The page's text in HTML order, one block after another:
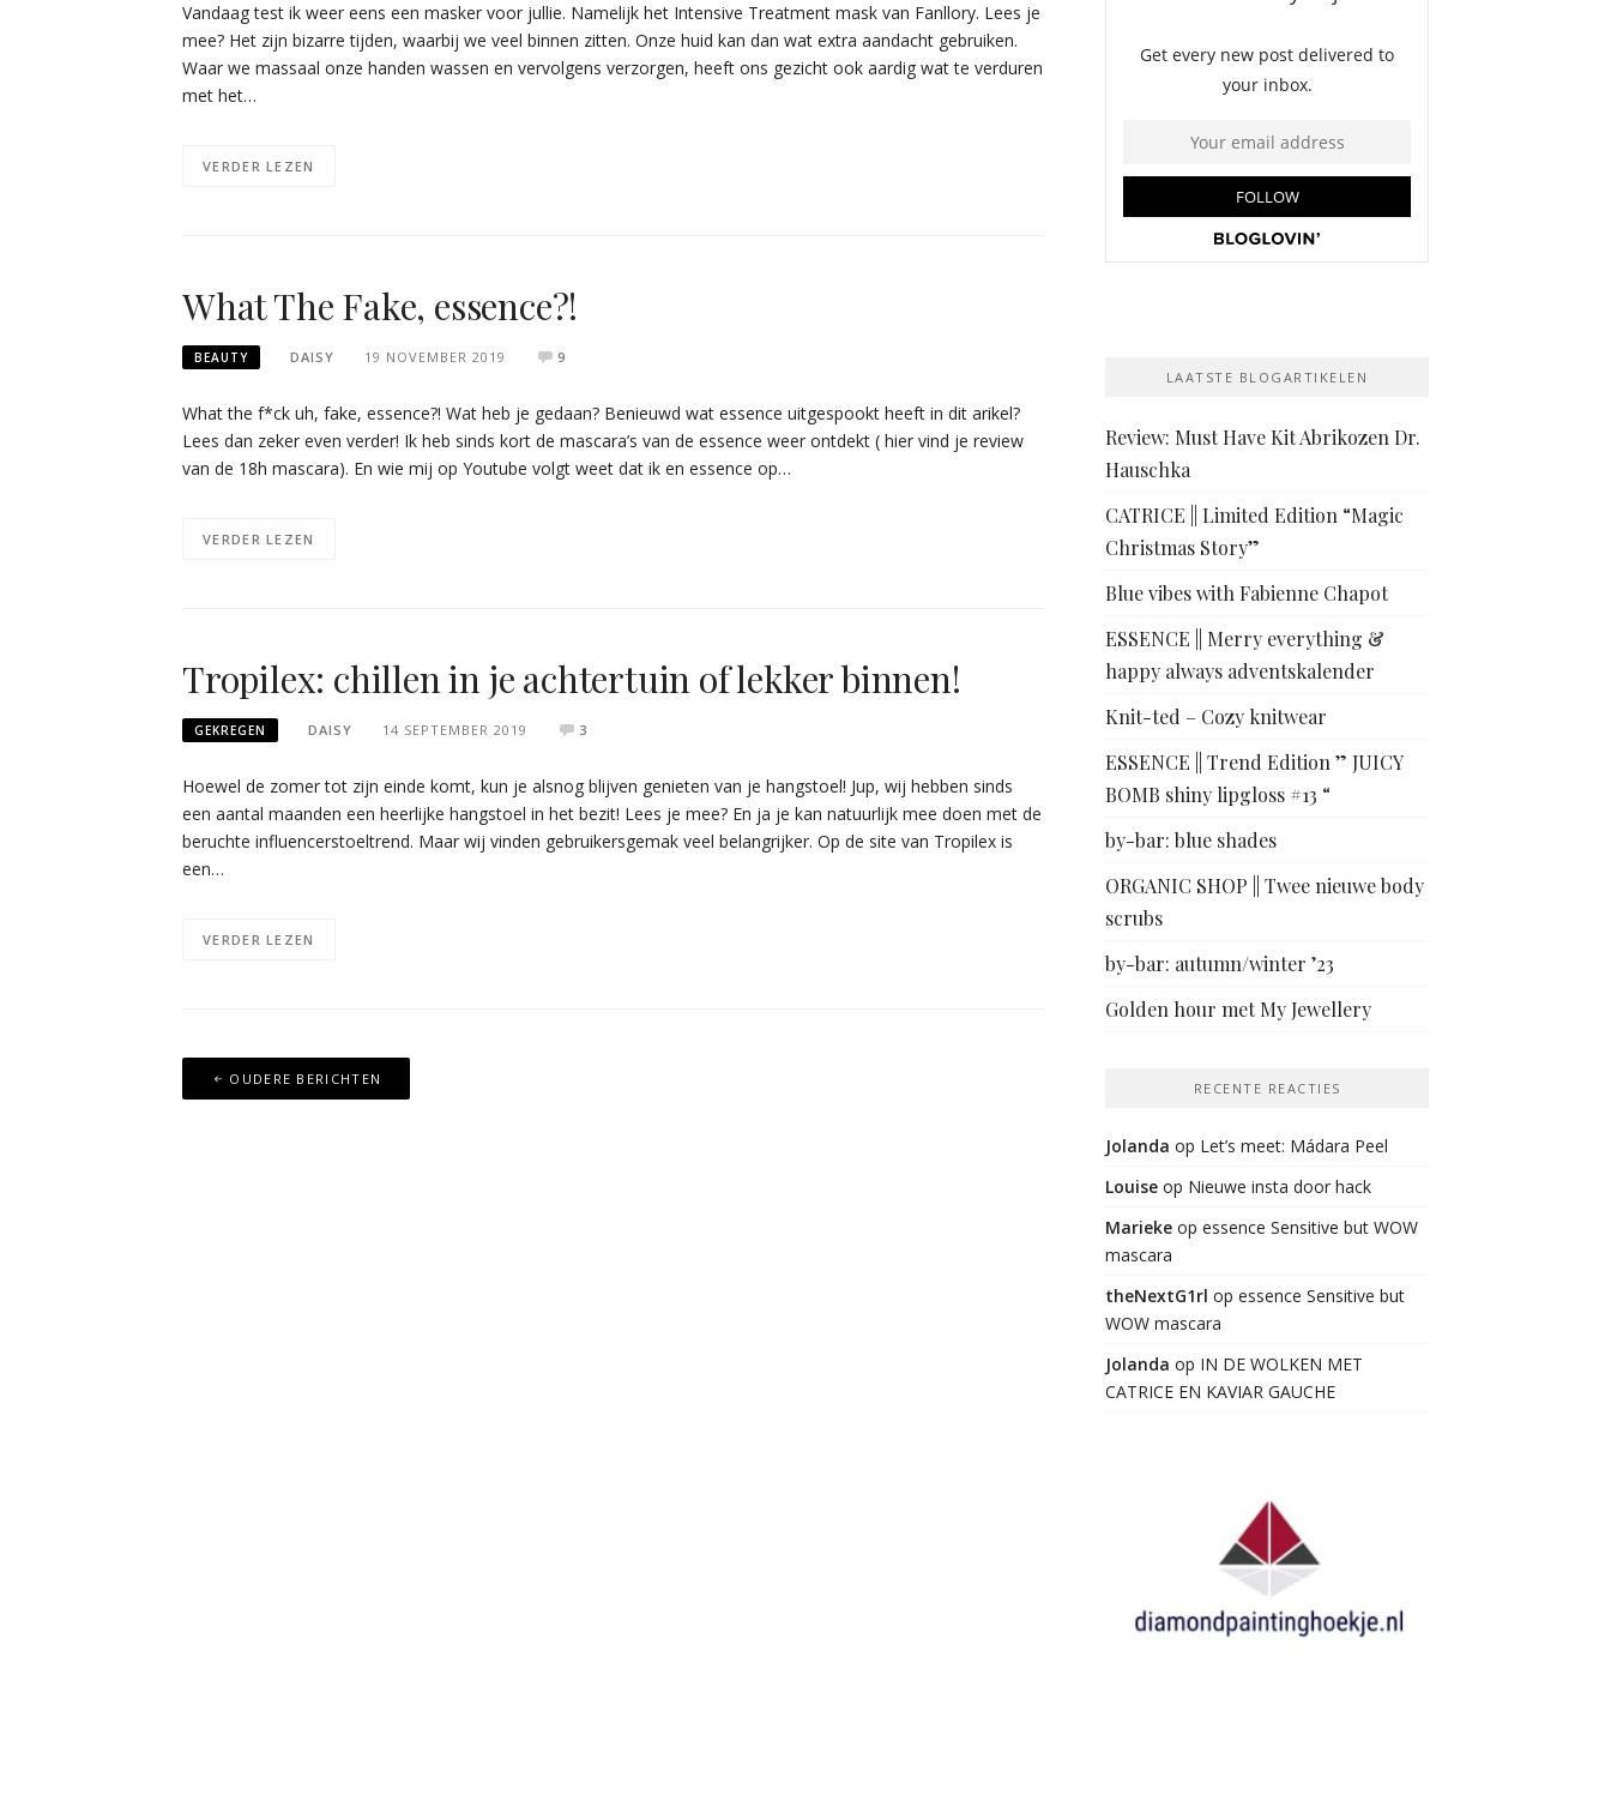
Vandaag test ik weer eens een masker voor jullie. Namelijk het Intensive Treatment mask van Fanllory. Lees je
mee? Het zijn bizarre tijden, waarbij we veel binnen zitten. Onze huid kan dan wat extra aandacht gebruiken.
Waar we massaal onze handen wassen en vervolgens verzorgen, heeft ons gezicht ook aardig wat te verduren
met het…
VERDER LEZEN
What The Fake, essence?!
BEAUTY DAISY 19 NOVEMBER 2019 9
What the f*ck uh, fake, essence?! Wat heb je gedaan? Benieuwd wat essence uitgespookt heeft in dit arikel?
Lees dan zeker even verder! Ik heb sinds kort de mascara’s van de essence weer ontdekt ( hier vind je review
van de 18h mascara). En wie mij op Youtube volgt weet dat ik en essence op…
VERDER LEZEN
Tropilex: chillen in je achtertuin of lekker binnen!
GEKREGEN DAISY 14 SEPTEMBER 2019 3
Hoewel de zomer tot zijn einde komt, kun je alsnog blijven genieten van je hangstoel! Jup, wij hebben sinds
een aantal maanden een heerlijke hangstoel in het bezit! Lees je mee? En ja je kan natuurlijk mee doen met de
beruchte influencerstoeltrend. Maar wij vinden gebruikersgemak veel belangrijker. Op de site van Tropilex is
een…
VERDER LEZEN
Berichtennavigatie
OUDERE BERICHTEN
LAATSTE BLOGARTIKELEN
Review: Must Have Kit Abrikozen Dr.
Hauschka
CATRICE || Limited Edition “Magic
Christmas Story”
Blue vibes with Fabienne Chapot
ESSENCE || Merry everything &
happy always adventskalender
Knit-ted – Cozy knitwear
ESSENCE || Trend Edition ” JUICY
BOMB shiny lipgloss #13 “
by-bar: blue shades
ORGANIC SHOP || Twee nieuwe body
scrubs
by-bar: autumn/winter ’23
Golden hour met My Jewellery
RECENTE REACTIES
Jolanda op Let’s meet: Mádara Peel
Louise op Nieuwe insta door hack
Marieke op essence Sensitive but WOW
mascara
theNextG1rl op essence Sensitive but
WOW mascara
Jolanda op IN DE WOLKEN MET
CATRICE EN KAVIAR GAUCHE